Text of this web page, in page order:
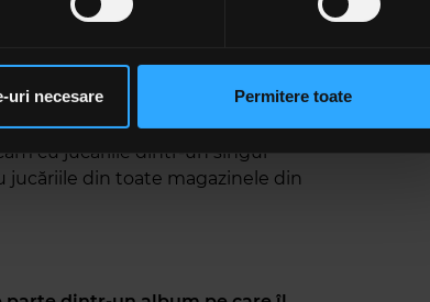
publicitate și de analize informații cu privire la modul în
oferite de dvs. sau culese în urma folosirii serviciilor
uri necesare Permitere toate
ca Vița de Vie să fie cea mai
suntem. Este chiar mai mult decât
ne-am apucat de muzică,
experimentăm. Suntem niște
cu jucăriile dintr-un singur
jucăriile din toate magazinele din